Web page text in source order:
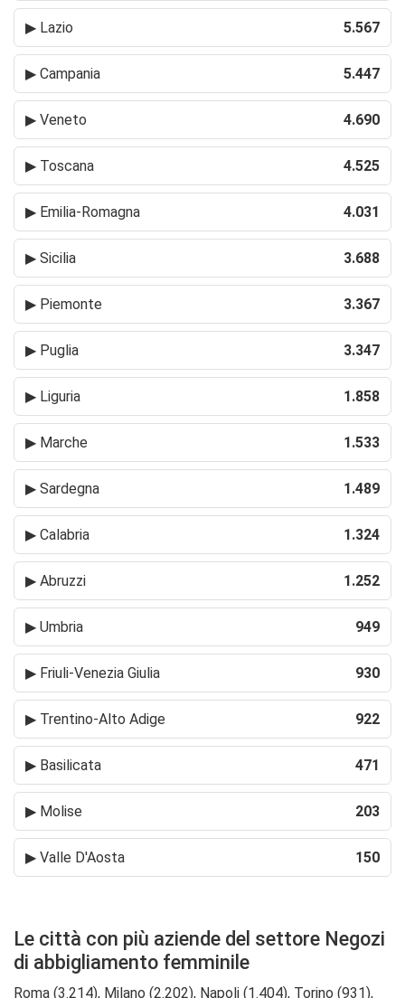
▶ Lazio 5.567
▶ Campania 5.447
▶ Veneto 4.690
▶ Toscana 4.525
▶ Emilia-Romagna 4.031
▶ Sicilia 3.688
▶ Piemonte 3.367
▶ Puglia 3.347
▶ Liguria 1.858
▶ Marche 1.533
▶ Sardegna 1.489
▶ Calabria 1.324
▶ Abruzzi 1.252
▶ Umbria 949
▶ Friuli-Venezia Giulia 930
▶ Trentino-Alto Adige 922
▶ Basilicata 471
▶ Molise 203
▶ Valle D'Aosta 150
Le città con più aziende del settore Negozi
di abbigliamento femminile
Roma (3.214), Milano (2.202), Napoli (1.404), Torino (931),